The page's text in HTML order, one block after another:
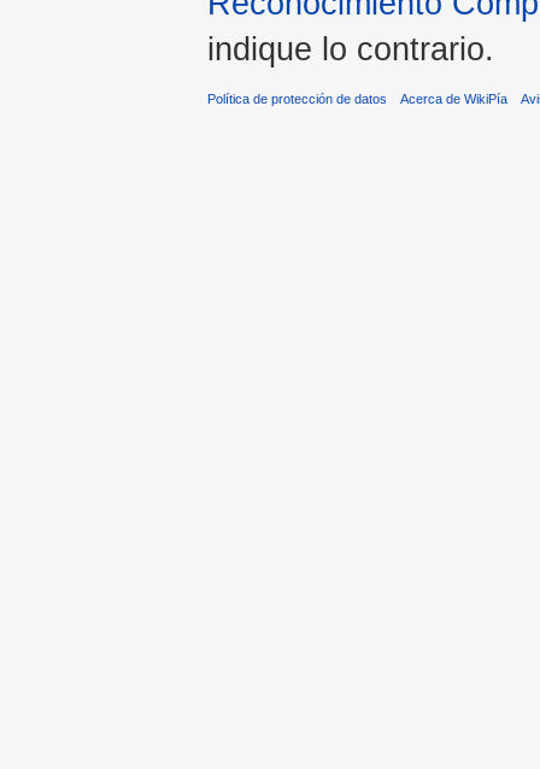
indique lo contrario.
Política de protección de datos Acerca de WikiPía